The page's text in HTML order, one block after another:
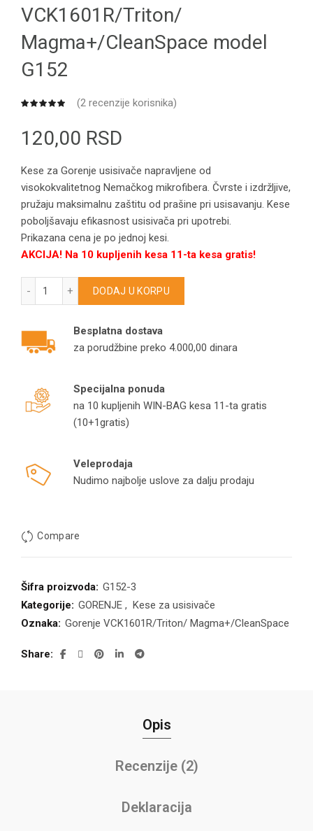
VCK1601R/Triton/
Magma+/CleanSpace model
G152
(2 recenzije korisnika)
120,00 RSD
Kese za Gorenje usisivače napravljene od
visokokvalitetnog Nemačkog mikrofibera. Čvrste i izdržljive,
pružaju maksimalnu zaštitu od prašine pri usisavanju. Kese
poboljšavaju efikasnost usisivača pri upotrebi.
Prikazana cena je po jednoj kesi.
AKCIJA! Na 10 kupljenih kesa 11-ta kesa gratis!
DODAJ U KORPU
Besplatna dostava
za porudžbine preko 4.000,00 dinara
Specijalna ponuda
na 10 kupljenih WIN-BAG kesa 11-ta gratis
(10+1gratis)
Veleprodaja
Nudimo najbolje uslove za dalju prodaju
Compare
Šifra proizvoda: G152-3
Kategorije: GORENJE , Kese za usisivače
Oznaka: Gorenje VCK1601R/Triton/ Magma+/CleanSpace
Share
Opis
Recenzije (2)
Deklaracija